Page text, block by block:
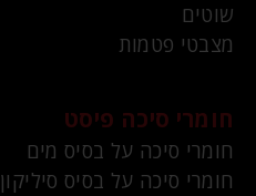
שוטים
מצבטי פטמות
חומרי סיכה פיסט
חומרי סיכה על בסיס מים
חומרי סיכה על בסיס סיליקון